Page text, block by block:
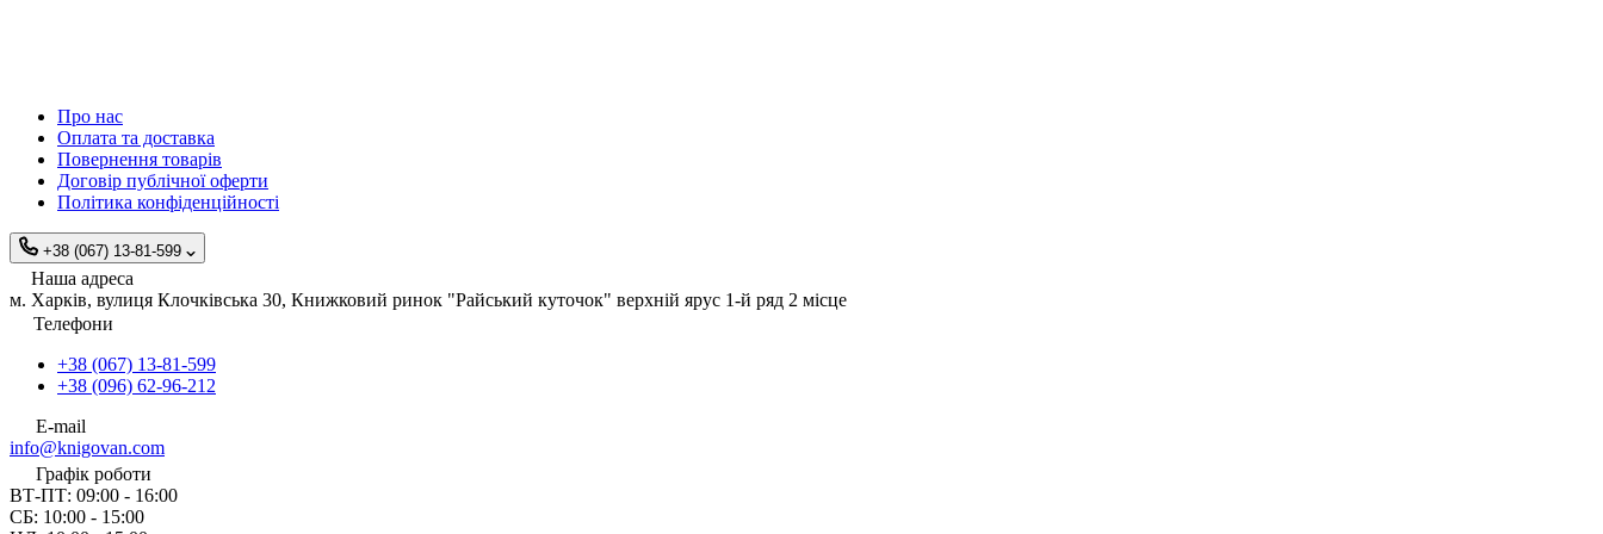
Про нас
Оплата та доставка
Повернення товарів
Договір публічної оферти
Політика конфіденційності
+38 (067) 13-81-599
Наша адреса
м. Харків, вулиця Клочківська 30, Книжковий ринок "Райський куточок" верхній ярус 1-й ряд 2 місце
Телефони
+38 (067) 13-81-599
+38 (096) 62-96-212
E-mail
info@knigovan.com
Графік роботи
ВТ-ПТ: 09:00 - 16:00
СБ: 10:00 - 15:00